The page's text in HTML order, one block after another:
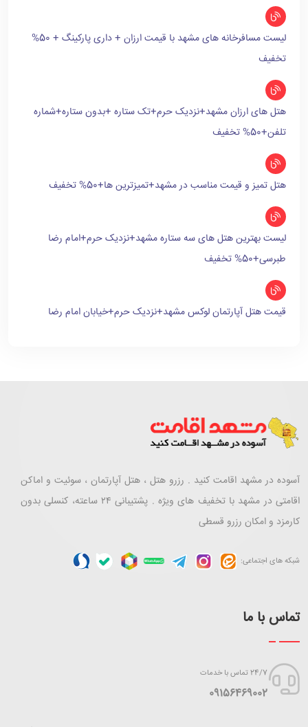
لیست مسافرخانه های مشهد با قیمت ارزان + داری پارکینگ + 50%
تخفیف
هتل های ارزان مشهد+نزدیک حرم+تک ستاره +بدون ستاره+شماره
تلفن+50% تخفیف
هتل تمیز و قیمت مناسب در مشهد+تمیزترین ها+50% تخفیف
لیست بهترین هتل های سه ستاره مشهد+نزدیک حرم+امام رضا
طبرسی+50% تخفیف
قیمت هتل آپارتمان لوکس مشهد+نزدیک حرم+خیابان امام رضا
آسوده در مشهد اقامت کنید . رزرو هتل ، هتل آپارتمان ، سوئیت و اماکن
اقامتی در مشهد با تخفیف های ویژه . پشتیبانی ۲۴ ساعته، کنسلی بدون
کارمزد و امکان رزرو قسطی
شبکه های اجتماعی:
تماس با ما
24/7 تماس با خدمات
‪09156469002